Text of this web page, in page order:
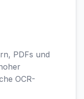
PDFs und
OCR-